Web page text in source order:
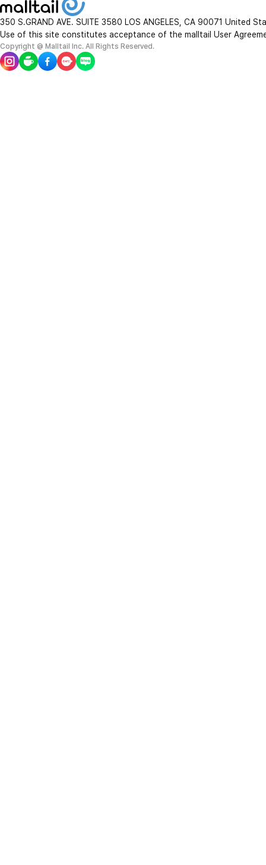
350 S.GRAND AVE. SUITE 3580 LOS ANGELES, CA 90071 United
Use of this site constitutes acceptance of the malltail User
Copyright @ Malltail Inc. All Rights Reserved.